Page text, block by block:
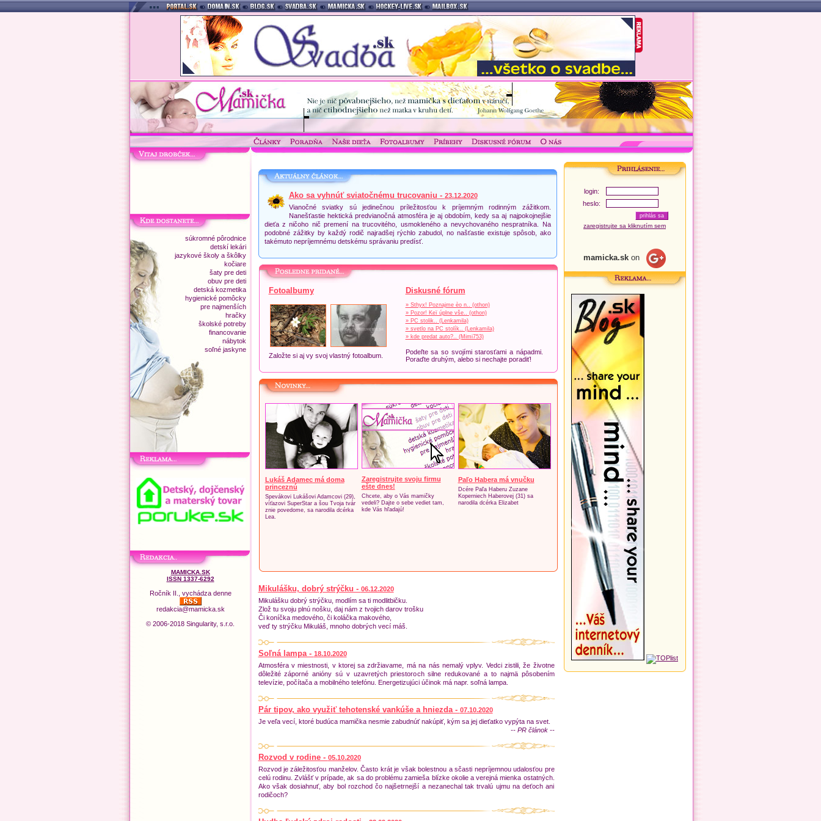
súkromné pôrodnice
detskí lekári
jazykové školy a škôlky
kočiare
šaty pre deti
obuv pre deti
detská kozmetika
hygienické pomôcky
pre najmenších
hračky
školské potreby
financovanie
nábytok
soľné jaskyne
MAMICKA.SK
ISSN 1337-6292
Ročník II., vychádza denne
redakcia@mamicka.sk
© 2006-2018 Singularity, s.r.o.
Ako sa vyhnúť sviatočnému trucovaniu - 23.12.2020
Vianočné sviatky sú jedinečnou príležitosťou k príjemným rodinným zážitkom.
Nanešťastie hektická predvianočná atmosféra je aj obdobím, kedy sa aj najpokojnejšie
dieťa z ničoho nič premení na trucovitého, usmokleného a nevychovaného nespratníka. Na
podobné zážitky by každý rodič najradšej rýchlo zabudol, no našťastie existuje spôsob, ako
takémuto nepríjemnému detskému správaniu predísť.
Fotoalbumy
Založte si aj vy svoj vlastný fotoalbum.
Diskusné fórum
» Sthyx! Poznajme èo n.. (othon)
» Pozor! Keï úplne vše.. (othon)
» PC stolik.. (Lenkamila)
» svetlo na PC stolík.. (Lenkamila)
» kde predat auto?.. (Mimi753)
Podeľte sa so svojími starosťami a nápadmi.
Poraďte druhým, alebo si nechajte poradiť!
Lukáš Adamec má doma
princeznú
Spevákovi Lukášovi Adamcovi (29),
víťazovi SuperStar a šou Tvoja tvár
znie povedome, sa narodila dcérka
Lea.
Zaregistrujte svoju firmu
ešte dnes!
Chcete, aby o Vás mamičky
vedeli? Dajte o sebe vediet tam,
kde Vás hľadajú!
Paľo Habera má vnučku
Dcére Paľa Haberu Zuzane
Koperniech Haberovej (31) sa
narodila dcérka Elizabet
Mikulášku, dobrý strýčku - 06.12.2020
Mikulášku dobrý strýčku, modlím sa ti modlitbičku.
Zlož tu svoju plnú nošku, daj nám z tvojich darov trošku
Či koníčka medového, či koláčka makového,
veď ty strýčku Mikuláš, mnoho dobrých vecí máš.
Soľná lampa - 18.10.2020
Atmosféra v miestnosti, v ktorej sa zdržiavame, má na nás nemalý vplyv. Vedci zistili, že životne
dôležité záporné anióny sú v uzavretých priestoroch silne redukované a to najmä pôsobením
televízie, počítača a mobilného telefónu. Energetizujúci účinok má napr. soľná lampa.
Pár tipov, ako využiť tehotenské vankúše a hniezda - 07.10.2020
Je veľa vecí, ktoré budúca mamička nesmie zabudnúť nakúpiť, kým sa jej dieťatko vypýta na svet.
-- PR článok --
Rozvod v rodine - 05.10.2020
Rozvod je záležitosťou manželov. Často krát je však bolestnou a sčasti nepríjemnou udalosťou pre
celú rodinu. Zvlášť v prípade, ak sa do problému zamieša blízke okolie a verejná mienka ostatných.
Ako však dosiahnuť, aby bol rozchod čo najšetrnejší a nezanechal tak trvalú ujmu na deťoch ani
rodičoch?
login:
heslo:
zaregistrujte sa kliknutím sem
mamicka.sk on